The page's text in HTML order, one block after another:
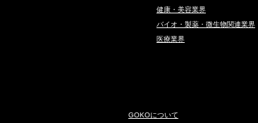
健康・美容業界
バイオ・製薬・微生物関連業界
医療業界
GOKOについて